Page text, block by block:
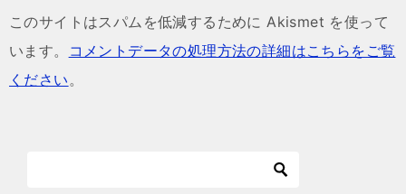
このサイトはスパムを低減するために Akismet を使って
います。
コメントデータの処理方法の詳細はこちらをご覧
ください。